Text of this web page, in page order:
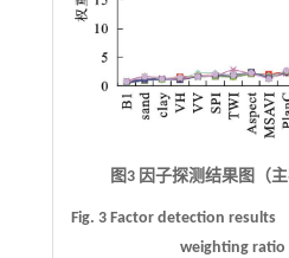
图3 因子探测结果图（
Fig. 3 Factor detection results
weighting ratio